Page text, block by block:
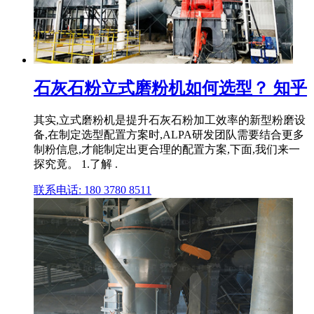
石灰石粉立式磨粉机如何选型？ 知乎
其实,立式磨粉机是提升石灰石粉加工效率的新型粉磨设
备,在制定选型配置方案时,ALPA研发团队需要结合更多
制粉信息,才能制定出更合理的配置方案,下面,我们来一
探究竟。 1.了解 .
联系电话: 180 3780 8511